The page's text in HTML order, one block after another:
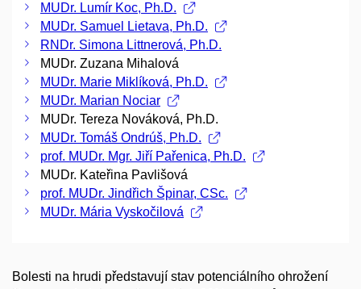
MUDr. Lumír Koc, Ph.D.
MUDr. Samuel Lietava, Ph.D.
RNDr. Simona Littnerová, Ph.D.
MUDr. Zuzana Mihalová
MUDr. Marie Miklíková, Ph.D.
MUDr. Marian Nociar
MUDr. Tereza Nováková, Ph.D.
MUDr. Tomáš Ondrúš, Ph.D.
prof. MUDr. Mgr. Jiří Pařenica, Ph.D.
MUDr. Kateřina Pavlišová
prof. MUDr. Jindřich Špinar, CSc.
MUDr. Mária Vyskočilová
Bolesti na hrudi představují stav potenciálního ohrožení